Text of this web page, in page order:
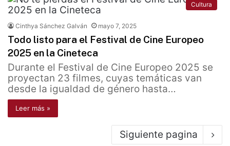
Cultura
Cinthya Sánchez Galván mayo 7, 2025
Todo listo para el Festival de Cine Europeo
2025 en la Cineteca
Durante el Festival de Cine Europeo 2025 se
proyectan 23 filmes, cuyas temáticas van
desde la igualdad de género hasta…
Leer más »
Siguiente pagina